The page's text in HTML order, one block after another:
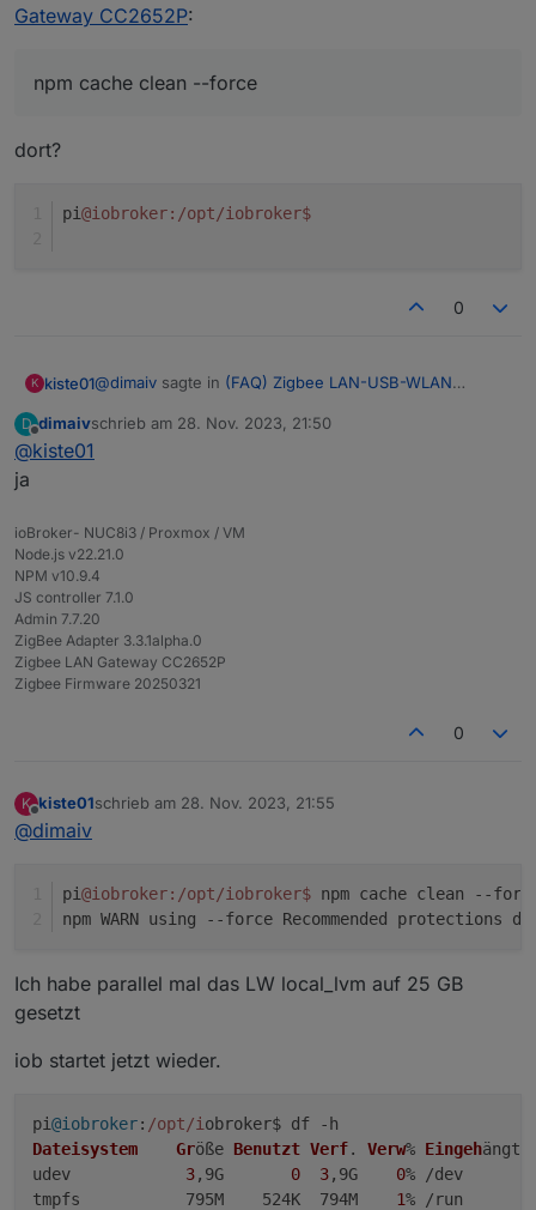
Im Iobroker Verzeichnis gibt bei mir manchmal viel frei
Gateway CC2652P:
npm cache clean --force
dort?
pi@iobroker:/opt/iobroker$
0
K kiste01@dimaiv sagte in (FAQ) Zigbee LAN-USB-WLAN
D
Offline
dimaivschrieb am 28. Nov. 2023, 21:50
zuletzt editiert von
@kiste01
ja
ioBroker- NUC8i3 / Proxmox / VM
Node.js v22.21.0
NPM v10.9.4
JS controller 7.1.0
Admin 7.7.20
ZigBee Adapter 3.3.1alpha.0
Zigbee LAN Gateway CC2652P
Zigbee Firmware 20250321
0
K
Offline
kiste01schrieb am 28. Nov. 2023, 21:55
zuletzt editiert von
@dimaiv
pi@iobroker:/opt/iobroker$ npm cache clean --
npm WARN using --force Recommended protections
Ich habe parallel mal das LW local_lvm auf 25 GB
gesetzt
iob startet jetzt wieder.
pi@iobroker: /opt/i
Dateisystem
Größe Benutzt Verf. Verw% Eingehängt
udev 3,9G 0 3,9G 0% /dev
tmpfs           795M    524K  794M 1% /run